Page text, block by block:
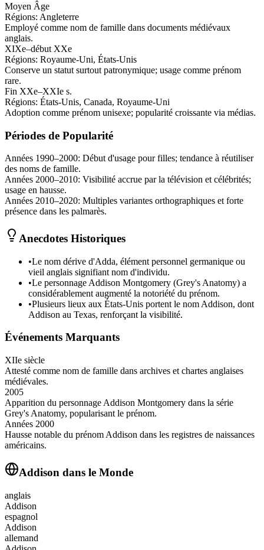
Moyen Âge
Régions: Angleterre
Employé comme nom de famille dans documents médiévaux
anglais.
XIXe–début XXe
Régions: Royaume-Uni, États-Unis
Conserve un statut surtout patronymique; usage comme prénom
rare.
Fin XXe–XXIe s.
Régions: États-Unis, Canada, Royaume-Uni
Adoption comme prénom unisexe; popularité croissante via médias.
Périodes de Popularité
Années 1990–2000: Début d'usage pour filles; tendance à réutiliser
des noms de famille.
Années 2000–2010: Visibilité accrue par la télévision et célébrités;
usage en hausse.
Années 2010–2020: Multiples variantes orthographiques et forte
présence dans les palmarès.
Anecdotes Historiques
•Le nom dérive d'Adda, élément personnel germanique ou
vieil anglais signifiant nom d'individu.
•Le personnage Addison Montgomery (Grey's Anatomy) a
considérablement augmenté la notoriété du prénom.
•Plusieurs lieux aux États-Unis portent le nom Addison, dont
Addison au Texas, renforçant la visibilité.
Événements Marquants
XIIe siècle
Attesté comme nom de famille dans archives et chartes anglaises
médiévales.
2005
Apparition du personnage Addison Montgomery dans la série
Grey's Anatomy, popularisant le prénom.
Années 2000
Hausse notable du prénom Addison dans les registres de naissances
américains.
Addison dans le Monde
anglais
Addison
espagnol
Addison
allemand